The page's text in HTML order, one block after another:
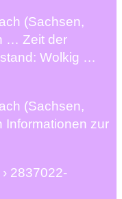
(Sachsen,
… Zeit der
Wolkig …
(Sachsen,
Informationen zur
2837022-